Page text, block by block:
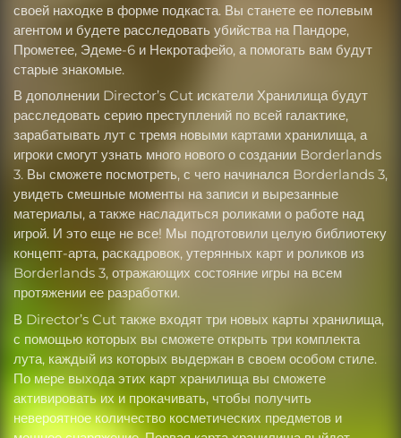
своей находке в форме подкаста. Вы станете ее полевым
агентом и будете расследовать убийства на Пандоре,
Прометее, Эдеме-6 и Некротафейо, а помогать вам будут
старые знакомые.
В дополнении Director’s Cut искатели Хранилища будут
расследовать серию преступлений по всей галактике,
зарабатывать лут с тремя новыми картами хранилища, а
игроки смогут узнать много нового о создании Borderlands
3. Вы сможете посмотреть, с чего начинался Borderlands 3,
увидеть смешные моменты на записи и вырезанные
материалы, а также насладиться роликами о работе над
игрой. И это еще не все! Мы подготовили целую библиотеку
концепт-арта, раскадровок, утерянных карт и роликов из
Borderlands 3, отражающих состояние игры на всем
протяжении ее разработки.
В Director’s Cut также входят три новых карты хранилища,
с помощью которых вы сможете открыть три комплекта
лута, каждый из которых выдержан в своем особом стиле.
По мере выхода этих карт хранилища вы сможете
активировать их и прокачивать, чтобы получить
невероятное количество косметических предметов и